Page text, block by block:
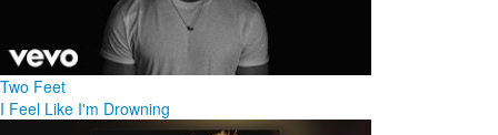
Two Feet
I Feel Like I'm Drowning